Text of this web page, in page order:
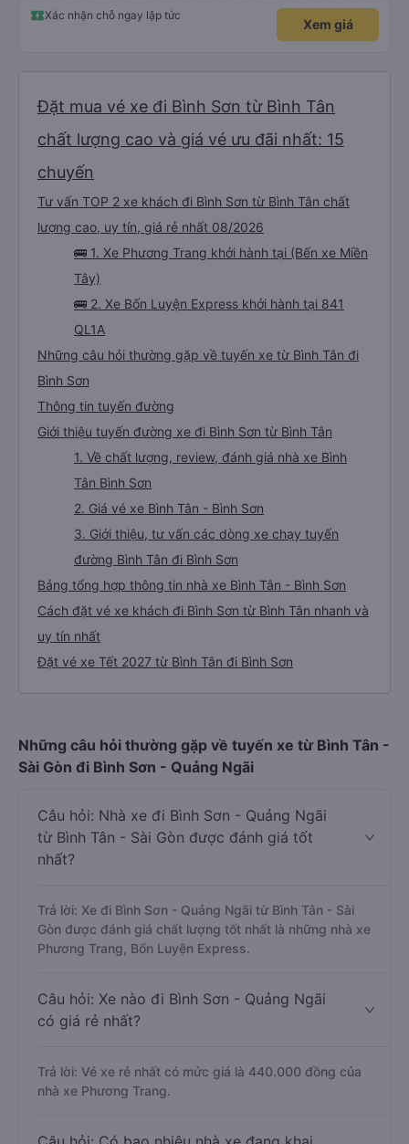
Xác nhận chỗ ngay lập tức
Xem giá
Đặt mua vé xe đi Bình Sơn từ Bình Tân
chất lượng cao và giá vé ưu đãi nhất: 15
chuyến
Tư vấn TOP 2 xe khách đi Bình Sơn từ Bình Tân chất
lượng cao, uy tín, giá rẻ nhất 08/2026
🚌 1. Xe Phương Trang khởi hành tại (Bến xe Miền
Tây)
🚌 2. Xe Bốn Luyện Express khởi hành tại 841
QL1A
Những câu hỏi thường gặp về tuyến xe từ Bình Tân đi
Bình Sơn
Thông tin tuyến đường
Giới thiệu tuyến đường xe đi Bình Sơn từ Bình Tân
1. Về chất lượng, review, đánh giá nhà xe Bình
Tân Bình Sơn
2. Giá vé xe Bình Tân - Bình Sơn
3. Giới thiệu, tư vấn các dòng xe chạy tuyến
đường Bình Tân đi Bình Sơn
Bảng tổng hợp thông tin nhà xe Bình Tân - Bình Sơn
Cách đặt vé xe khách đi Bình Sơn từ Bình Tân nhanh và
uy tín nhất
Đặt vé xe Tết 2027 từ Bình Tân đi Bình Sơn
Những câu hỏi thường gặp về tuyến xe từ Bình Tân -
Sài Gòn đi Bình Sơn - Quảng Ngãi
Câu hỏi: Nhà xe đi Bình Sơn - Quảng Ngãi
từ Bình Tân - Sài Gòn được đánh giá tốt
nhất?
Trả lời: Xe đi Bình Sơn - Quảng Ngãi từ Bình Tân - Sài
Gòn được đánh giá chất lượng tốt nhất là những nhà xe
Phương Trang, Bốn Luyện Express.
Câu hỏi: Xe nào đi Bình Sơn - Quảng Ngãi
có giá rẻ nhất?
Trả lời: Vé xe rẻ nhất có mức giá là 440.000 đồng của
nhà xe Phương Trang.